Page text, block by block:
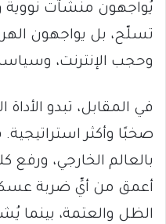
يُواجهون منشآت نووية
تسلّح، بل يواجهون
وحجب الإنترنت،
في المقابل، تبدو الأداة
صخبًا وأكثر
بالعالم الخارجي، ورفع
أعمق من أيِّ ضربة
الظل والعتمة، بينما